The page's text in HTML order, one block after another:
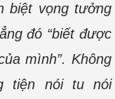
biệt vọng tưởng
đó “biết được
mình”. Không
tiện nói tu nói